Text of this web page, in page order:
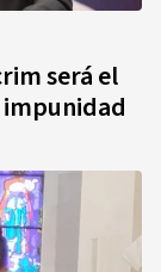
será el